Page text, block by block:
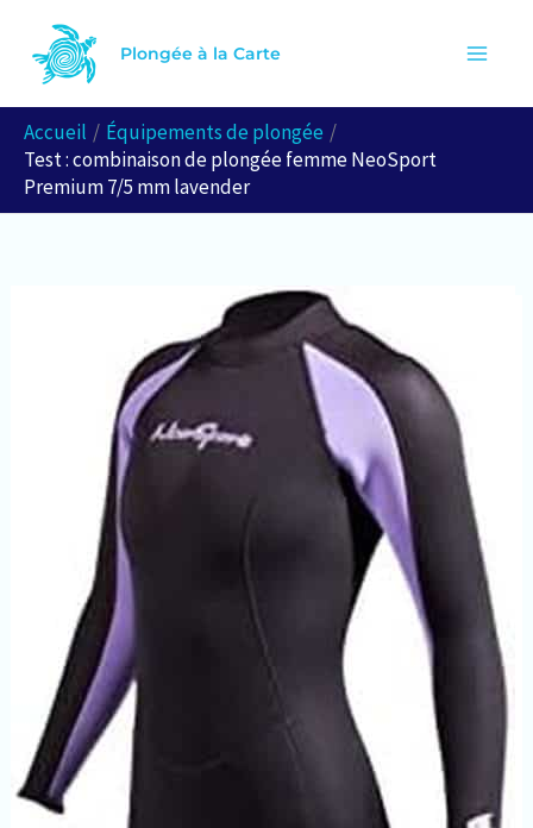
contenu
Plongée à la Carte
Accueil
Équipements de plongée
Test : combinaison de plongée femme NeoSport
Premium 7/5 mm lavender
Rechercher